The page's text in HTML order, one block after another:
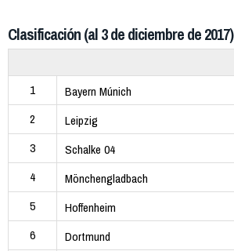
Clasificación (al 3 de diciembre de 2017)
1
Bayern Múnich
2
Leipzig
3
Schalke 04
4
Mönchengladbach
5
Hoffenheim
6
Dortmund